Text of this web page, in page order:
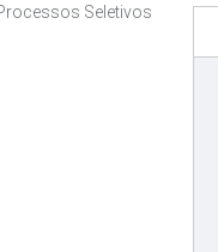
Seletivos